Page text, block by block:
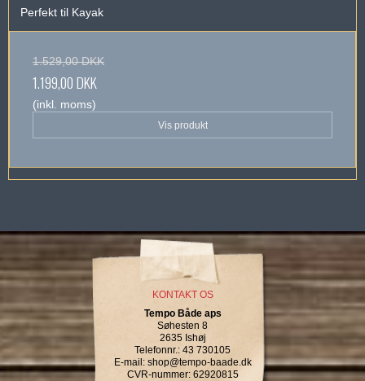
Perfekt til Kayak
1.529,00 DKK
1.199,00 DKK
(inkl. moms)
Vis produkt
KONTAKT OS
Tempo Både aps
Søhesten 8
2635 Ishøj
Telefonnr. : 43 730105
E-mail: shop@tempo-baade.dk
CVR-nummer:62920815